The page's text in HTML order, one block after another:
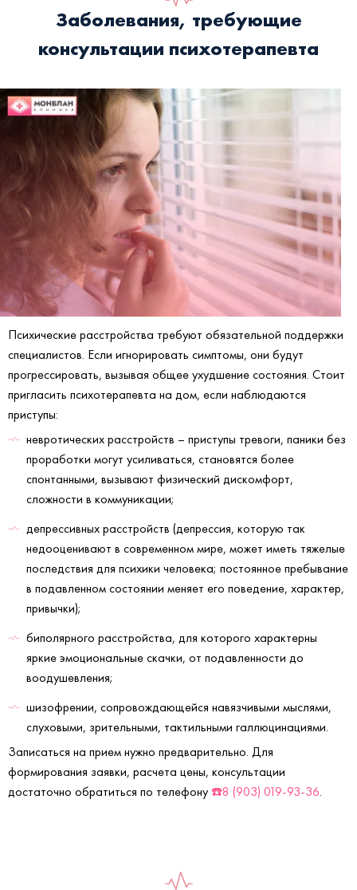
Заболевания, требующие
консультации психотерапевта
Психические расстройства требуют обязательной поддержки
специалистов. Если игнорировать симптомы, они будут
прогрессировать, вызывая общее ухудшение состояния. Стоит
пригласить психотерапевта на дом, если наблюдаются
приступы:
невротических расстройств – приступы тревоги, паники без
проработки могут усиливаться, становятся более
спонтанными, вызывают физический дискомфорт,
сложности в коммуникации;
депрессивных расстройств (депрессия, которую так
недооценивают в современном мире, может иметь тяжелые
последствия для психики человека; постоянное пребывание
в подавленном состоянии меняет его поведение, характер,
привычки);
биполярного расстройства, для которого характерны
яркие эмоциональные скачки, от подавленности до
воодушевления;
шизофрении, сопровождающейся навязчивыми мыслями,
слуховыми, зрительными, тактильными галлюцинациями.
Записаться на прием нужно предварительно. Для
формирования заявки, расчета цены, консультации
достаточно обратиться по телефону ☎️8 (903) 019-93-36.